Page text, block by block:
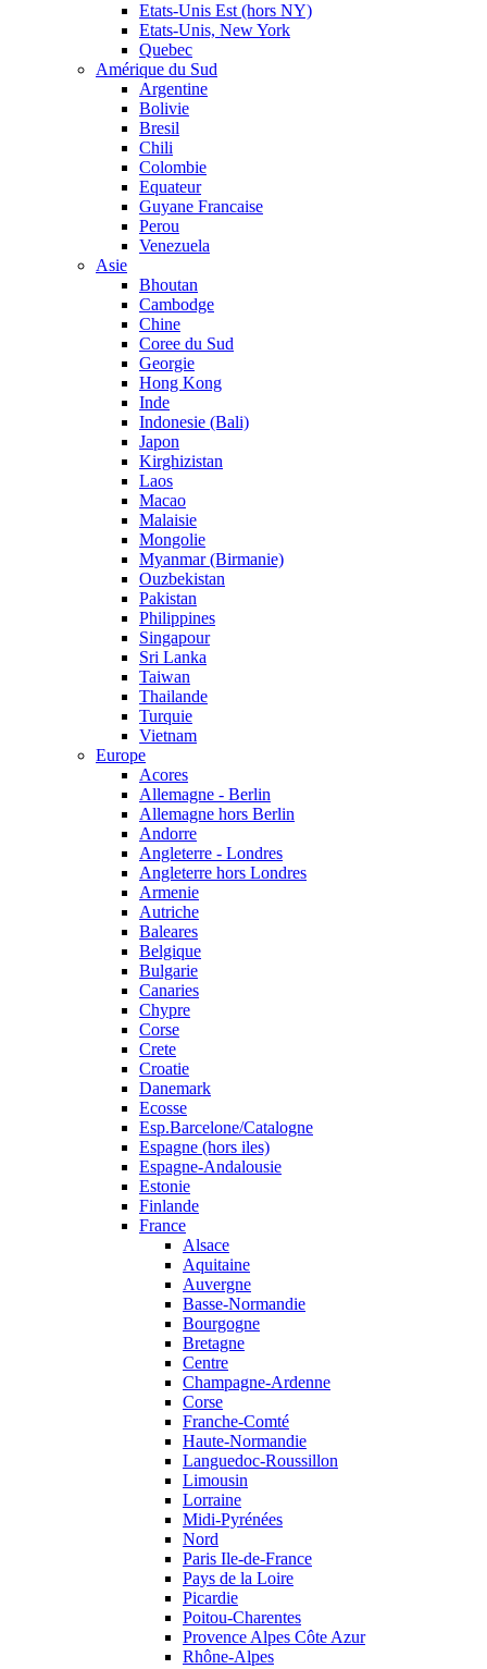
Etats-Unis Est (hors NY)
Etats-Unis, New York
Quebec
Amérique du Sud
Argentine
Bolivie
Bresil
Chili
Colombie
Equateur
Guyane Francaise
Perou
Venezuela
Asie
Bhoutan
Cambodge
Chine
Coree du Sud
Georgie
Hong Kong
Inde
Indonesie (Bali)
Japon
Kirghizistan
Laos
Macao
Malaisie
Mongolie
Myanmar (Birmanie)
Ouzbekistan
Pakistan
Philippines
Singapour
Sri Lanka
Taiwan
Thailande
Turquie
Vietnam
Europe
Acores
Allemagne - Berlin
Allemagne hors Berlin
Andorre
Angleterre - Londres
Angleterre hors Londres
Armenie
Autriche
Baleares
Belgique
Bulgarie
Canaries
Chypre
Corse
Crete
Croatie
Danemark
Ecosse
Esp.Barcelone/Catalogne
Espagne (hors iles)
Espagne-Andalousie
Estonie
Finlande
France
Alsace
Aquitaine
Auvergne
Basse-Normandie
Bourgogne
Bretagne
Centre
Champagne-Ardenne
Corse
Franche-Comté
Haute-Normandie
Languedoc-Roussillon
Limousin
Lorraine
Midi-Pyrénées
Nord
Paris Ile-de-France
Pays de la Loire
Picardie
Poitou-Charentes
Provence Alpes Côte Azur
Rhône-Alpes